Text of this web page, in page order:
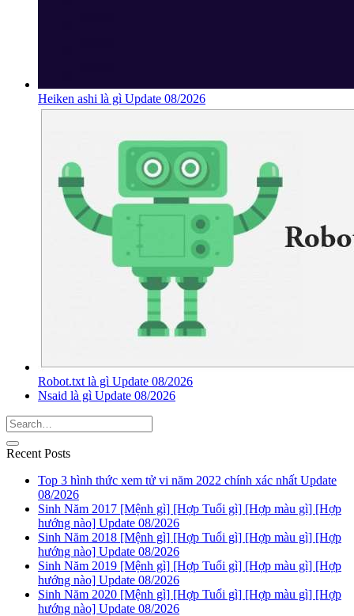
Heiken ashi là gì Update 08/2026
Robot.txt là gì Update 08/2026
Nsaid là gì Update 08/2026
Recent Posts
Top 3 hình thức xem tử vi năm 2022 chính xác nhất Update
08/2026
Sinh Năm 2017 [Mệnh gì] [Hợp Tuổi gì] [Hợp màu gì] [Hợp
hướng nào] Update 08/2026
Sinh Năm 2018 [Mệnh gì] [Hợp Tuổi gì] [Hợp màu gì] [Hợp
hướng nào] Update 08/2026
Sinh Năm 2019 [Mệnh gì] [Hợp Tuổi gì] [Hợp màu gì] [Hợp
hướng nào] Update 08/2026
Sinh Năm 2020 [Mệnh gì] [Hợp Tuổi gì] [Hợp màu gì] [Hợp
hướng nào] Update 08/2026